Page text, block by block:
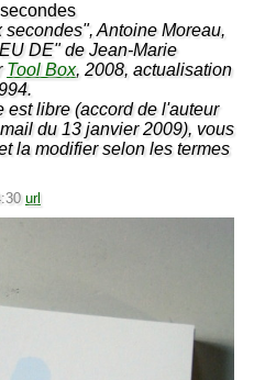
Antoine Moreau,
DE" de Jean-Marie
Tool Box, 2008, actualisation
est libre (accord de l'auteur
du 13 janvier 2009), vous
la modifier selon les termes
url